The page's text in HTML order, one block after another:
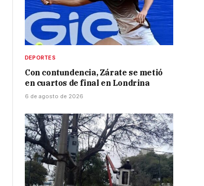
DEPORTES
Con contundencia, Zárate se metió
en cuartos de final en Londrina
6 de agosto de 2026